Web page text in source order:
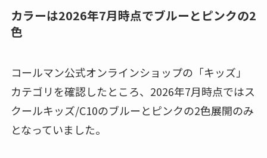
カラーは2026年7月時点でブルーとピンクの2
色
コールマン公式オンラインショップの「キッズ」
カテゴリを確認したところ、2026年7月時点ではス
クールキッズ/C10のブルーとピンクの2色展開のみ
となっていました。